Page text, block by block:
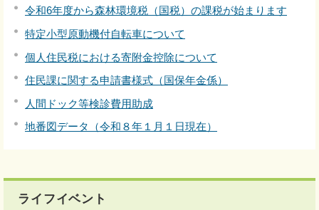
令和6年度から森林環境税（国税）の課税が始まります
特定小型原動機付自転車について
個人住民税における寄附金控除について
住民課に関する申請書様式（国保年金係）
人間ドック等検診費用助成
地番図データ（令和８年１月１日現在）
ライフイベント